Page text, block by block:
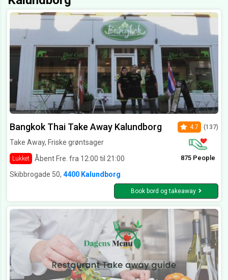
Bangkok Thai Take Away Kalundborg
Take Away, Friske grøntsager
Lukket Åbent Fre. fra 12:00 til 21:00
4.7 (137)
875 People
Skibbrogade 50, 4400 Kalundborg
Book bord og takeaway